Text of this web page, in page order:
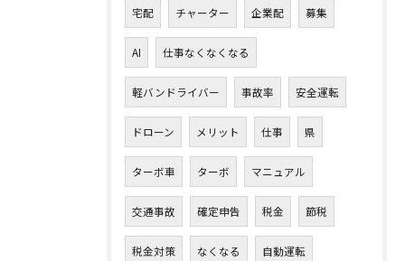
宅配 チャーター 企業配 募集
AI 仕事なくなくなる
軽バンドライバー 事故率 安全運転
ドローン メリット 仕事 県
ターボ車 ターボ マニュアル
交通事故 確定申告 税金 節税
税金対策 なくなる 自動運転